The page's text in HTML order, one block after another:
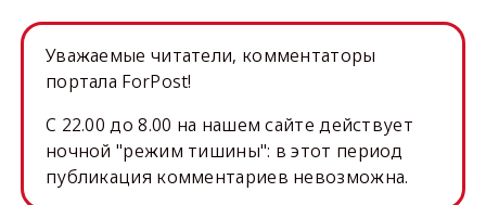
Уважаемые читатели, комментаторы
портала ForPost!
C 22.00 до 8.00 на нашем сайте действует
ночной "режим тишины": в этот период
публикация комментариев невозможна.